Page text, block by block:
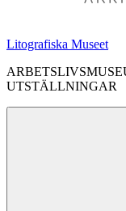
Litografiska Museet
UTSTÄLLNINGAR